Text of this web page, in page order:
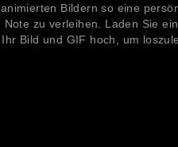
animierten Bildern so eine
Note zu verleihen. Laden Sie
Ihr Bild und GIF hoch, um